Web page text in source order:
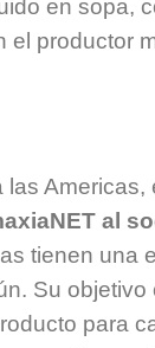
en sopa,
el productor
Americas,
al
tienen una
Su objetivo
para